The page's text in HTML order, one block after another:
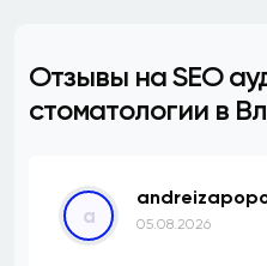
Отзывы на SEO
стоматологии в
a 05.08.2026